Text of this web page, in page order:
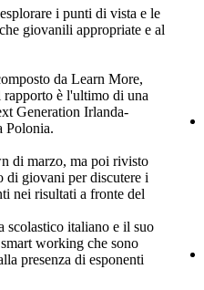
i punti di vista e le
giovanili appropriate e al
da Learn More,
è l'ultimo di una
Generation Irlanda-
Polonia.
di marzo, ma poi rivisto
di giovani per discutere i
nei risultati a fronte del
scolastico italiano e il suo
working che sono
presenza di esponenti